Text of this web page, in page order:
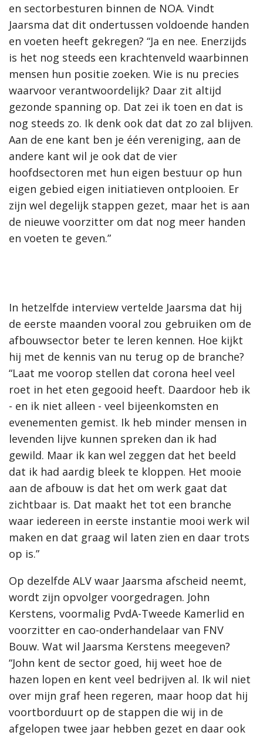
en sectorbesturen binnen de NOA. Vindt
Jaarsma dat dit ondertussen voldoende handen
en voeten heeft gekregen? “Ja en nee. Enerzijds
is het nog steeds een krachtenveld waarbinnen
mensen hun positie zoeken. Wie is nu precies
waarvoor verantwoordelijk? Daar zit altijd
gezonde spanning op. Dat zei ik toen en dat is
nog steeds zo. Ik denk ook dat dat zo zal blijven.
Aan de ene kant ben je één vereniging, aan de
andere kant wil je ook dat de vier
hoofdsectoren met hun eigen bestuur op hun
eigen gebied eigen initiatieven ontplooien. Er
zijn wel degelijk stappen gezet, maar het is aan
de nieuwe voorzitter om dat nog meer handen
en voeten te geven.”
In hetzelfde interview vertelde Jaarsma dat hij
de eerste maanden vooral zou gebruiken om de
afbouwsector beter te leren kennen. Hoe kijkt
hij met de kennis van nu terug op de branche?
“Laat me voorop stellen dat corona heel veel
roet in het eten gegooid heeft. Daardoor heb ik
- en ik niet alleen - veel bijeenkomsten en
evenementen gemist. Ik heb minder mensen in
levenden lijve kunnen spreken dan ik had
gewild. Maar ik kan wel zeggen dat het beeld
dat ik had aardig bleek te kloppen. Het mooie
aan de afbouw is dat het om werk gaat dat
zichtbaar is. Dat maakt het tot een branche
waar iedereen in eerste instantie mooi werk wil
maken en dat graag wil laten zien en daar trots
op is.”
Op dezelfde ALV waar Jaarsma afscheid neemt,
wordt zijn opvolger voorgedragen. John
Kerstens, voormalig PvdA-Tweede Kamerlid en
voorzitter en cao-onderhandelaar van FNV
Bouw. Wat wil Jaarsma Kerstens meegeven?
“John kent de sector goed, hij weet hoe de
hazen lopen en kent veel bedrijven al. Ik wil niet
over mijn graf heen regeren, maar hoop dat hij
voortborduurt op de stappen die wij in de
afgelopen twee jaar hebben gezet en daar ook